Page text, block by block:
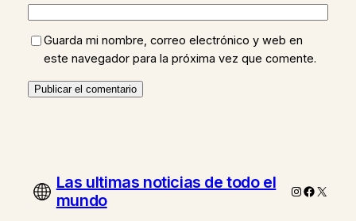
Guarda mi nombre, correo electrónico y web en
este navegador para la próxima vez que comente.
Las ultimas noticias de todo el
mundo
Instagram
X